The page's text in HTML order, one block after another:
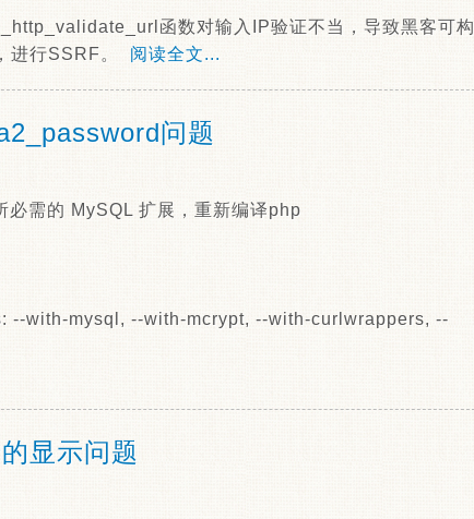
函数对输入IP验证不当，导致黑客可构
进行SSRF。 阅读全文...
问题
需的 MySQL 扩展，重新编译php
--with-mysql, --with-mcrypt, --with-curlwrappers, --
显示问题